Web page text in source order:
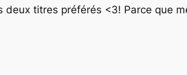
deux titres préférés <3! Parce que